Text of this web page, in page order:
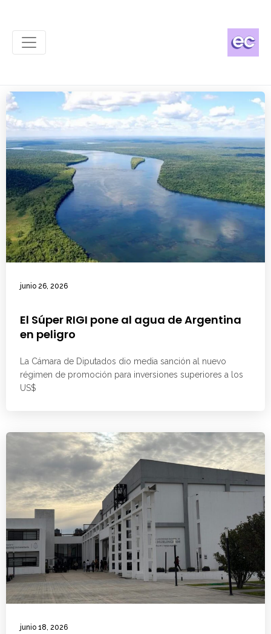
junio 26, 2026
El Súper RIGI pone al agua de Argentina
en peligro
La Cámara de Diputados dio media sanción al nuevo
régimen de promoción para inversiones superiores a los
US$
junio 18, 2026